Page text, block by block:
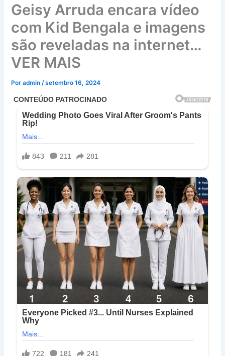
Geisy Arruda encara vídeo
com Kid Bengala e imagens
são reveladas na internet…
VER MAIS
Poradmin /setembro 16, 2024